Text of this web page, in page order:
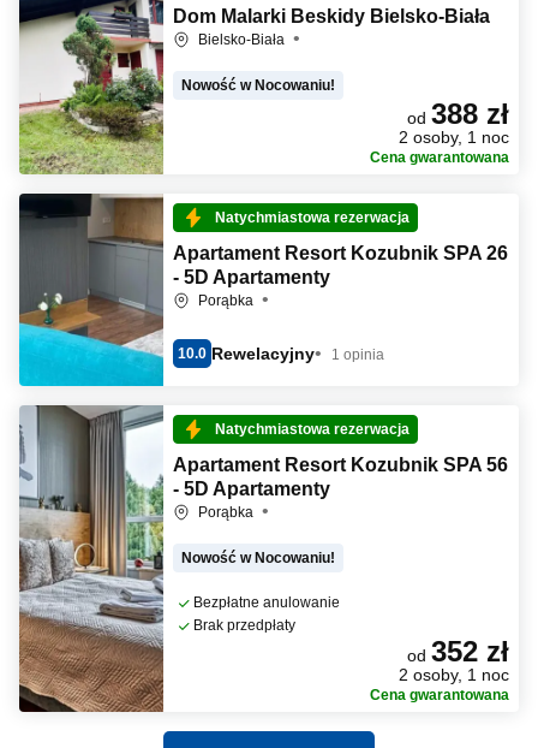
Dom Malarki Beskidy Bielsko-Biała
Bielsko-Biała
Nowość w Nocowaniu!
od 388 zł
2 osoby, 1 noc
Cena gwarantowana
Natychmiastowa rezerwacja
Apartament Resort Kozubnik SPA 26
- 5D Apartamenty
Porąbka
10.0 Rewelacyjny 1 opinia
Natychmiastowa rezerwacja
Apartament Resort Kozubnik SPA 56
- 5D Apartamenty
Porąbka
Nowość w Nocowaniu!
Bezpłatne anulowanie
Brak przedpłaty
od 352 zł
2 osoby, 1 noc
Cena gwarantowana